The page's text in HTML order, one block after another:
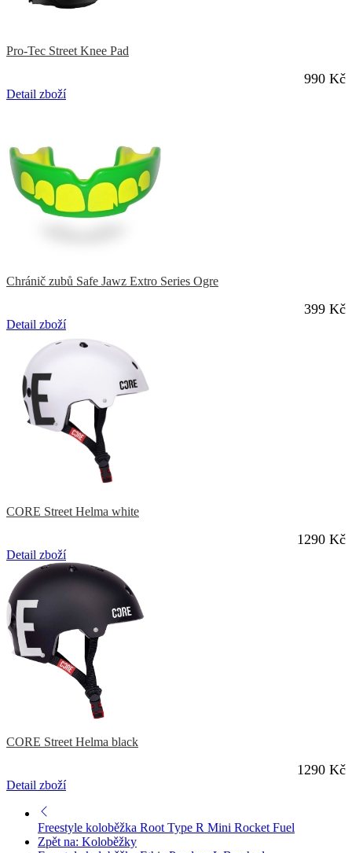
Pro-Tec Street Knee Pad
990 Kč
Detail zboží
Chránič zubů Safe Jawz Extro Series Ogre
399 Kč
Detail zboží
CORE Street Helma white
1290 Kč
Detail zboží
CORE Street Helma black
1290 Kč
Detail zboží
Freestyle koloběžka Root Type R Mini Rocket Fuel
Zpět na: Koloběžky